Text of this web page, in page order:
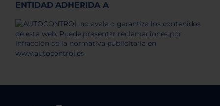
ENTIDAD ADHERIDA A